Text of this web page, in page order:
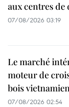
aux centres de
07/08/2026 03:19
Le marché
moteur de
bois
07/08/2026 02:54